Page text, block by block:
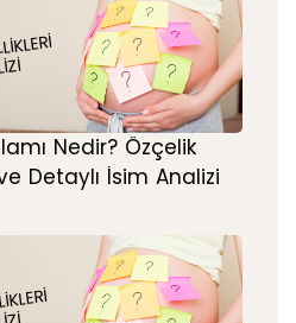
Nedir? Özçelik
Detaylı İsim Analizi